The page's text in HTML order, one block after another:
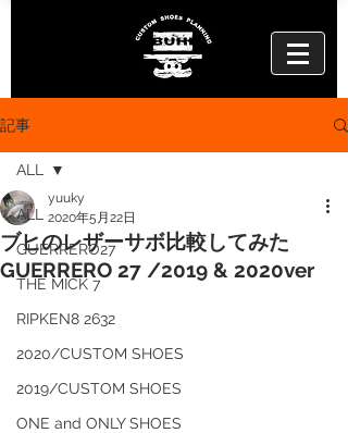
記事
ALL
GUERRERO27
THE MICK 7
RIPKEN8 2632
2020/CUSTOM SHOES
2019/CUSTOM SHOES
ONE and ONLY SHOES
ALL
ブヒのレザーサボ比較してみた
GUERRERO 27 /2019 & 2020ver
yuuky
2020年5月22日